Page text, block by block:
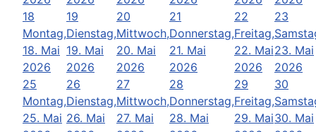
18
Montag,
18. Mai
2026
19
Dienstag,
19. Mai
2026
20
Mittwoch,
20. Mai
2026
21
Donnerstag,
21. Mai
2026
22
Freitag,
22. Mai
2026
23
23. Mai
2026
25
Montag,
25. Mai
26
Dienstag,
26. Mai
27
Mittwoch,
27. Mai
28
Donnerstag,
28. Mai
29
Freitag,
29. Mai
30
30. Mai